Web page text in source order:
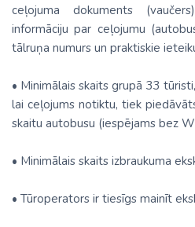
ceļojuma dokuments
informāciju par ceļojumu
tālruņa numurs un praktiskie
• Minimālais skaits grupā 33
lai ceļojums notiktu, tiek
skaitu autobusu (iespējams bez
• Minimālais skaits izbraukuma
• Tūroperators ir tiesīgs mainīt